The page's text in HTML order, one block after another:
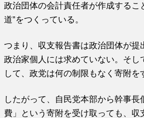
政治団体の会計責任者が作成するこ
道”をつくっている。
つまり、収支報告書は政治団体が提
政治家個人には求めていない。そし
して、政党は何の制限もなく寄附を
したがって、自民党本部から幹事長
費」という寄附を受け取っても、収